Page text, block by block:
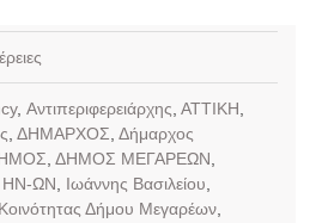
, Αντιπεριφερειάρχης ΑΤΤΙΚΗ
ΔΗΜΑΡΧΟΣ Δήμαρχος
ΔΗΜΟΣ ΜΕΓΑΡΕΩΝ
ΗΝ-ΩΝ Ιωάννης Βασιλείου
Δήμου Μεγαρέων,